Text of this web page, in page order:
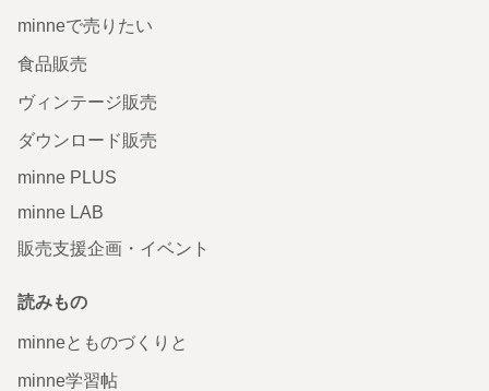
minneで売りたい
食品販売
ヴィンテージ販売
ダウンロード販売
minne PLUS
minne LAB
販売支援企画・イベント
読みもの
minneとものづくりと
minne学習帖